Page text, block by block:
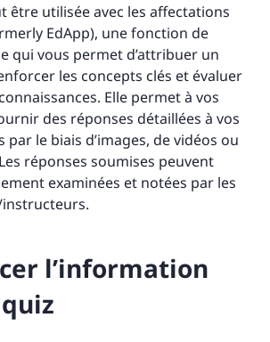
être utilisée avec les affectations
EdApp), une fonction de
qui vous permet d’attribuer un
les concepts clés et évaluer
Elle permet à vos
des réponses détaillées à vos
par le biais d’images, de vidéos ou
réponses soumises peuvent
examinées et notées par les
l’information